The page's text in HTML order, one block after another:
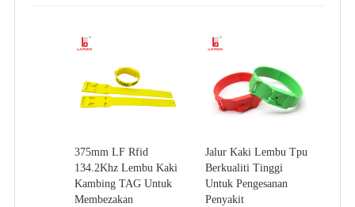
375mm LF Rfid
134.2Khz Lembu Kaki
Kambing TAG Untuk
Membezakan
Jalur Kaki Lembu Tpu
Berkualiti Tinggi
Untuk Pengesanan
Penyakit